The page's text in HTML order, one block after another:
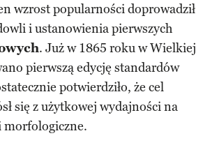
wzrost popularności doprowadził
i ustanowienia pierwszych
. Już w 1865 roku w Wielkiej
pierwszą edycję standardów
potwierdziło, że cel
się z użytkowej wydajności na
morfologiczne.